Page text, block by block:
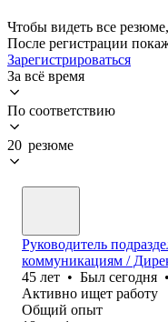
Чтобы видеть все
После регистрации
Зарегистрироваться
За всё время
По соответствию
20 резюме
Руководитель
коммуникациям /
45 лет • Был сегодня •
Активно ищет работу
Общий опыт